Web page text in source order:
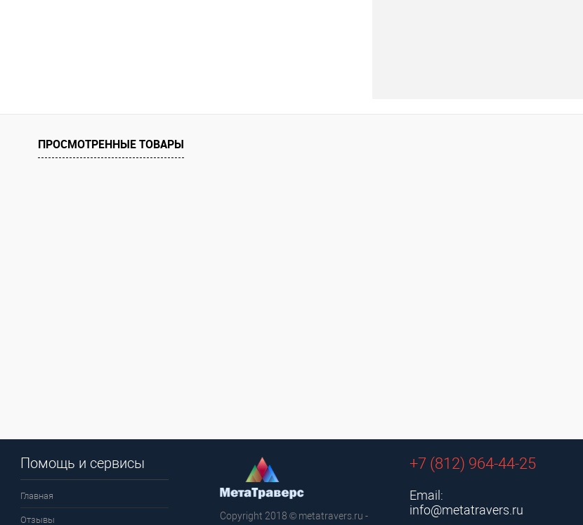
ПРОСМОТРЕННЫЕ ТОВАРЫ
Помощь и сервисы
Главная
Отзывы Copyright 2018 © metatravers.ru -
+7 (812) 964-44-25
Email:
info@metatravers.ru